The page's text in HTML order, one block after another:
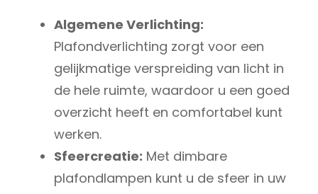
Algemene Verlichting:
Plafondverlichting zorgt voor een
gelijkmatige verspreiding van licht in
de hele ruimte, waardoor u een goed
overzicht heeft en comfortabel kunt
werken.
Sfeercreatie: Met dimbare
plafondlampen kunt u de sfeer in uw